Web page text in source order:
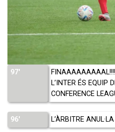
97′
L’INTER ÉS EQUIP
CONFERENCE
96′ L’ÀRBITRE